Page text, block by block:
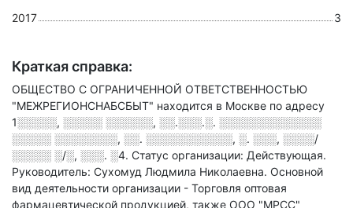
2017
3
Краткая справка:
ОБЩЕСТВО С ОГРАНИЧЕННОЙ ОТВЕТСТВЕННОСТЬЮ
"МЕЖРЕГИОНСНАБСБЫТ" находится в Москве по адресу
1░░░░░, ░░░░░ ░░░░░░, ░░.░░░.░. ░░░░░░░░░░░░░
░░░░░ ░░░░░░░░, ░░. ░░░░░░░░░░░, ░. ░░░, ░░░░/
░░░░░ ░/░, ░░░. ░4. Статус организации: Действующая.
Руководитель: Сухомуд Людмила Николаевна. Основной
вид деятельности организации - Торговля оптовая
фармацевтической продукцией, также ООО "МРСС"